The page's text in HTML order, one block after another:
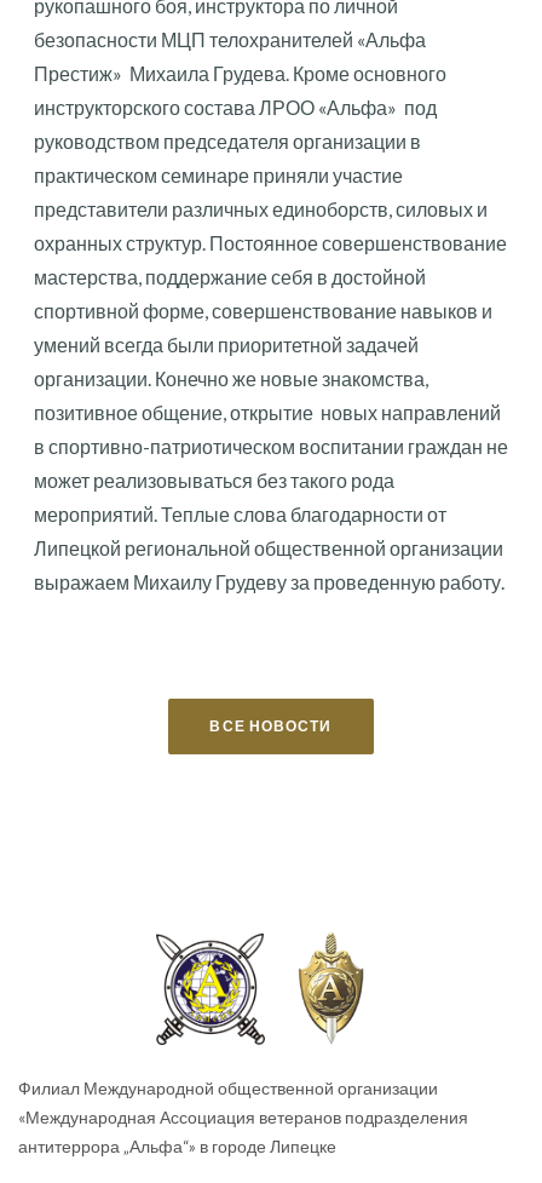
рукопашного боя, инструктора по личной
безопасности МЦП телохранителей «Альфа
Престиж» Михаила Грудева. Кроме основного
инструкторского состава ЛРОО «Альфа» под
руководством председателя организации в
практическом семинаре приняли участие
представители различных единоборств, силовых и
охранных структур. Постоянное совершенствование
мастерства, поддержание себя в достойной
спортивной форме, совершенствование навыков и
умений всегда были приоритетной задачей
организации. Конечно же новые знакомства,
позитивное общение, открытие новых направлений
в спортивно-патриотическом воспитании граждан не
может реализовываться без такого рода
мероприятий. Теплые слова благодарности от
Липецкой региональной общественной организации
выражаем Михаилу Грудеву за проведенную работу.
ВСЕ НОВОСТИ
Филиал Международной общественной организации
«Международная Ассоциация ветеранов подразделения
антитеррора „Альфа“» в городе Липецке